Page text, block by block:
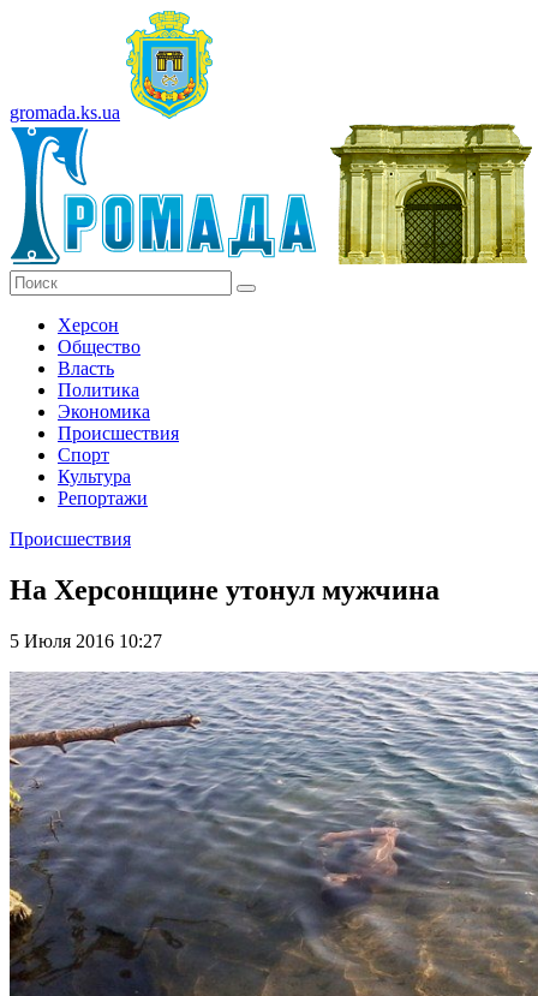
gromada.ks.ua
Херсон
Общество
Власть
Политика
Экономика
Происшествия
Спорт
Культура
Репортажи
Происшествия
На Херсонщине утонул мужчина
5 Июля 2016 10:27